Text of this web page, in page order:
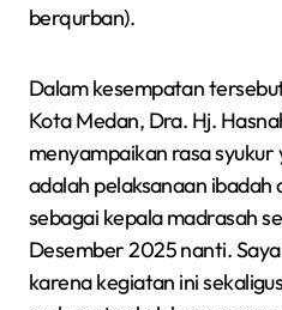
berqurban).
Dalam kesempatan
Kota Medan, Dra. Hj.
menyampaikan rasa syukur
adalah pelaksanaan
sebagai kepala madrasah
Desember 2025 nanti.
karena kegiatan ini